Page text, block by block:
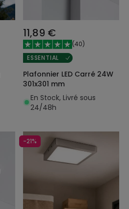
11,89 €
(40)
ESSENTIAL
Plafonnier LED Carré 24W
301x301 mm
En Stock, Livré sous
24/48h
-21%